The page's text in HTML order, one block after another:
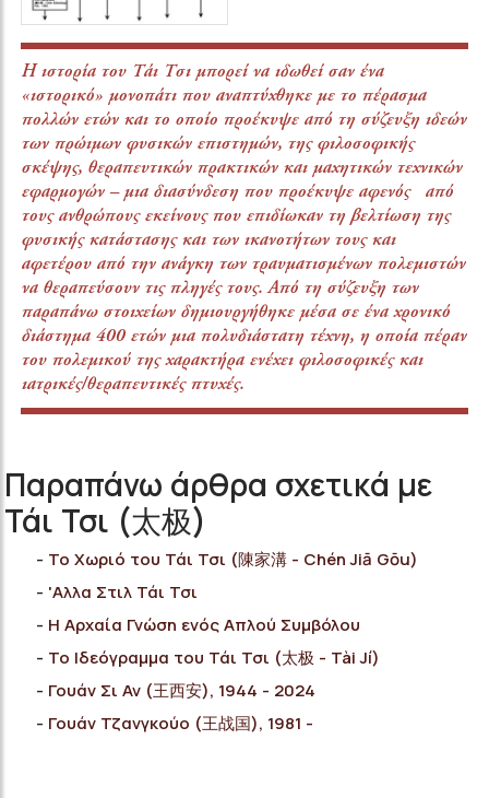
Η ιστορία του Τάι Τσι μπορεί να ιδωθεί σαν ένα
«ιστορικό» μονοπάτι που αναπτύχθηκε με το πέρασμα
πολλών ετών και το οποίο προέκυψε από τη σύζευξη ιδεών
των πρώιμων φυσικών επιστημών, της φιλοσοφικής
σκέψης, θεραπευτικών πρακτικών και μαχητικών τεχνικών
εφαρμογών – μια διασύνδεση που προέκυψε αφενός από
τους ανθρώπους εκείνους που επιδίωκαν τη βελτίωση της
φυσικής κατάστασης και των ικανοτήτων τους και
αφετέρου από την ανάγκη των τραυματισμένων πολεμιστών
να θεραπεύσουν τις πληγές τους. Από τη σύζευξη των
παραπάνω στοιχείων δημιουργήθηκε μέσα σε ένα χρονικό
διάστημα 400 ετών μια πολυδιάστατη τέχνη, η οποία πέραν
του πολεμικού της χαρακτήρα ενέχει φιλοσοφικές και
ιατρικές/θεραπευτικές πτυχές.
Παραπάνω άρθρα σχετικά με
Τάι Τσι (太极)
Το Χωριό του Τάι Τσι (陳家溝 - Chén Jiā Gōu)
'Αλλα Στιλ Τάι Τσι
Η Αρχαία Γνώση ενός Απλού Συμβόλου
Το Ιδεόγραμμα του Τάι Τσι (太极 - Tài Jí)
Γουάν Σι Αν (王西安), 1944 - 2024
Γουάν Τζανγκούο (王战国), 1981 -